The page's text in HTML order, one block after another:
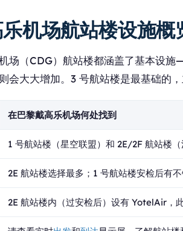
机场航站楼设施概
场（CDG）航站楼都涵盖了基本设
会大大增加。3 号航站楼是最基础的
在巴黎戴高乐机场何处找到
1 号航站楼（星空联盟）和 2E/2F 航站楼
2E 航站楼选择最多；1 号航站楼安检后有
2E 航站楼内（过安检后）设有 YotelAir